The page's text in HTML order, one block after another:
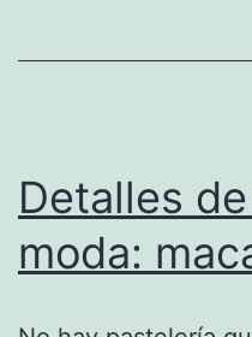
Detalles
moda: